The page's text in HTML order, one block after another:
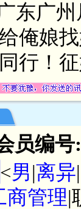
东广
俺娘
行！
员编号:
<男|离异|
商管理|